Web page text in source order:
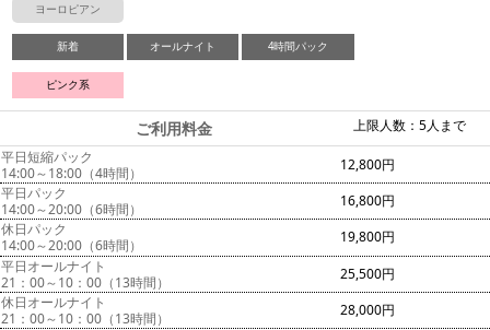
ヨーロピアン
新着 オールナイト 4時間パック
ピンク系
上限人数：5人まで
ご利用料金
平日短縮パック
14:00～18:00（4時間）
12,800円
平日パック
14:00～20:00（6時間）
16,800円
休日パック
14:00～20:00（6時間）
19,800円
平日オールナイト
21：00～10：00（13時間）
25,500円
休日オールナイト
21：00～10：00（13時間）
28,000円